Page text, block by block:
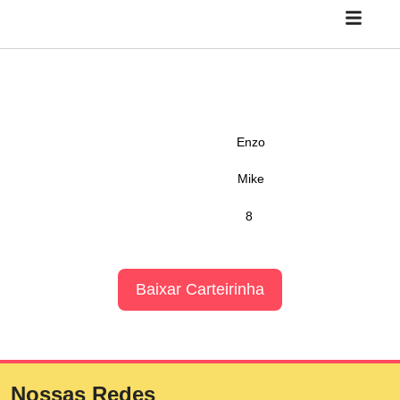
Enzo
Mike
8
Baixar Carteirinha
Nossas Redes